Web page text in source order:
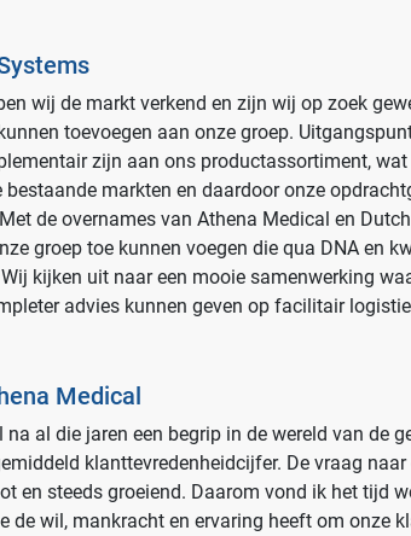
wij de markt verkend en zijn wij op zoek
toevoegen aan onze groep.
zijn aan ons productassortiment,
markten en daardoor onze
de overnames van Athena Medical en
groep toe kunnen voegen die qua DNA en
kijken uit naar een mooie samenwerking
advies kunnen geven op facilitair
Medical
al die jaren een begrip in de wereld van de
klanttevredenheidcijfer. De vraag
en steeds groeiend. Daarom vond ik het tijd
de wil, mankracht en ervaring heeft om onze
Medische